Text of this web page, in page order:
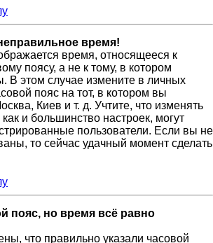
время!
время, относящееся к
поясу, а не к тому, в котором
В этом случае измените в личных
пояс на тот, в котором вы
Киев и т. д. Учтите, что изменять
и большинство настроек, могут
пользователи. Если вы не
то сейчас удачный момент сделать
пояс, но время всё равно
что правильно указали часовой